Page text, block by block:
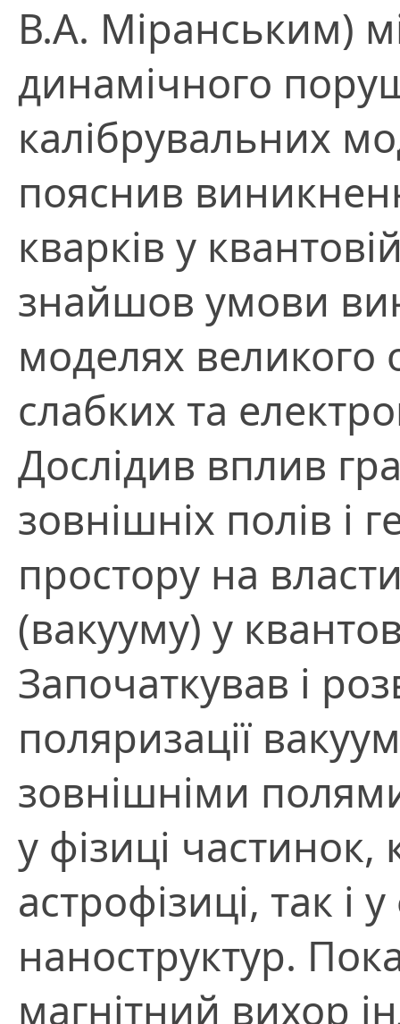
В.А. Міранським)
динамічного
калібрувальних
пояснив
кварків у
знайшов умови
моделях великого
слабких та
Дослідив вплив
зовнішніх полів і
простору на
(вакууму) у
Започаткував і
поляризації
зовнішніми
у фізиці частинок,
астрофізиці, так і
наноструктур.
магнітний вихор